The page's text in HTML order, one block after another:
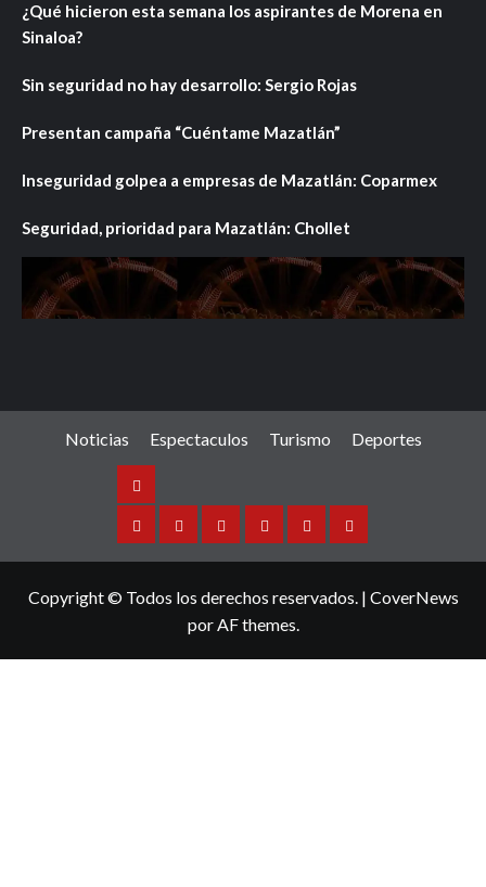
¿Qué hicieron esta semana los aspirantes de Morena en
Sinaloa?
Sin seguridad no hay desarrollo: Sergio Rojas
Presentan campaña “Cuéntame Mazatlán”
Inseguridad golpea a empresas de Mazatlán: Coparmex
Seguridad, prioridad para Mazatlán: Chollet
Noticias Espectaculos Turismo Deportes
Noticias
SinaloaNacionalInternacionalEspectaculos
TurismoDeportes
Copyright © Todos los derechos reservados. | CoverNews
por AF themes.